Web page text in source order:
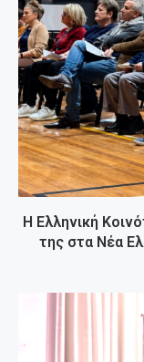
Η Ελληνική
της στα Νέα